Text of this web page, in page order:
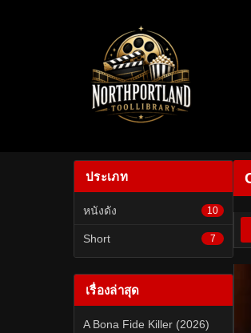
ประเภท
หนังดัง 10
Short 7
เรื่องล่าสุด
A Bona Fide Killer (2026)